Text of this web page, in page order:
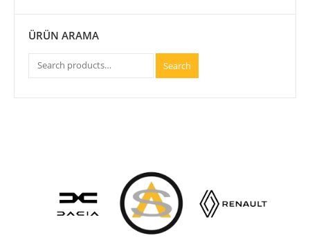
ÜRÜN ARAMA
Search